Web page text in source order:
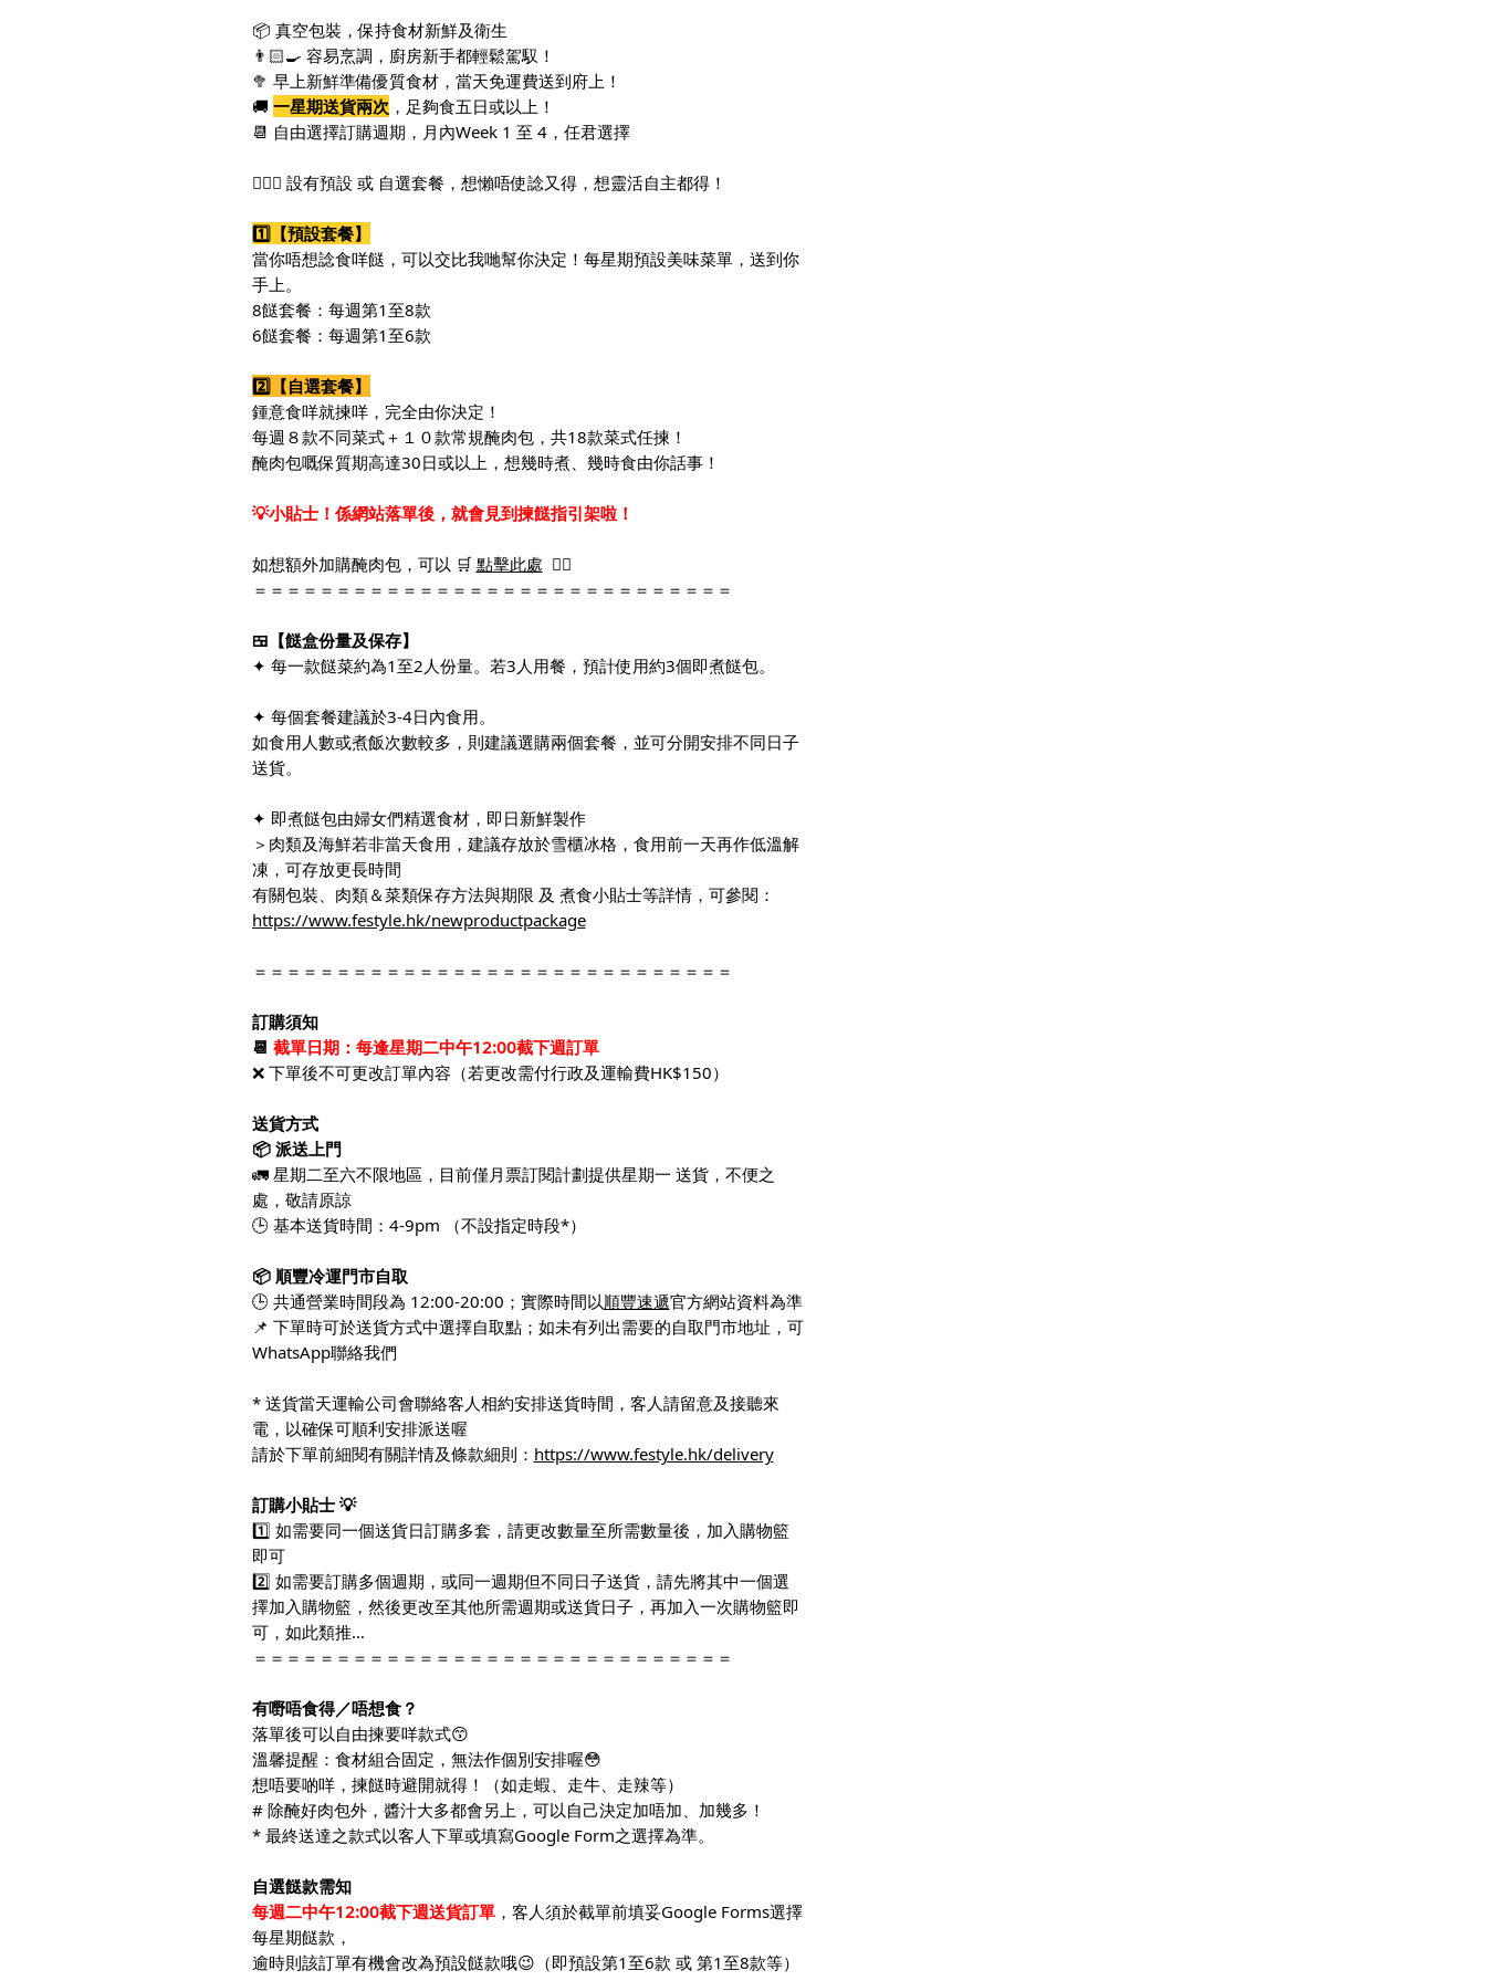
📦 真空包裝，保持食材新鮮及衛生
👨🏻‍🍳 容易烹調，廚房新手都輕鬆駕馭！
🥦 早上新鮮準備優質食材，當天免運費送到府上！
🚚 一星期送貨兩次 ，足夠食五日或以上！
📆 自由選擇訂購週期，月內Week 1 至 4，任君選擇
🙆🏻‍♀️ 設有預設 或 自選套餐，想懶唔使諗又得，想靈活自主都得！
1️⃣【預設套餐】
當你唔想諗食咩餸，可以交比我哋幫你決定！每星期預設美味菜單，送到你
手上。
8餸套餐：每週第1至8款
6餸套餐：每週第1至6款
2️⃣【自選套餐】
鍾意食咩就揀咩，完全由你決定！
每週８款不同菜式＋１０款常規醃肉包，共18款菜式任揀！
醃肉包嘅保質期高達30日或以上，想幾時煮、幾時食由你話事！
💡小貼士！係網站落單後，就會見到揀餸指引架啦！
如想額外加購醃肉包，可以 🛒 點擊此處 👈🏻
＝＝＝＝＝＝＝＝＝＝＝＝＝＝＝＝＝＝＝＝＝＝＝＝＝＝＝＝＝
🍱【餸盒份量及保存】
✦ 每一款餸菜約為1至2人份量。若3人用餐，預計使用約3個即煮餸包。
✦ 每個套餐建議於3-4日內食用。
如食用人數或煮飯次數較多，則建議選購兩個套餐，並可分開安排不同日子
送貨。
✦ 即煮餸包由婦女們精選食材，即日新鮮製作
＞肉類及海鮮若非當天食用，建議存放於雪櫃冰格，食用前一天再作低溫解
凍，可存放更長時間
有關包裝、肉類＆菜類保存方法與期限 及 煮食小貼士等詳情，可參閱：
https://www.festyle.hk/newproductpackage
＝＝＝＝＝＝＝＝＝＝＝＝＝＝＝＝＝＝＝＝＝＝＝＝＝＝＝＝＝
訂購須知
📆 截單日期： 每逢星期二中午12:00截下週訂單
❌ 下單後不可更改訂單內容（若更改需付行政及運輸費HK$150）
送貨方式
📦 派送上門
🚛 星期二至六不限地區，目前僅月票訂閱計劃提供星期一 送貨，不便之
處，敬請原諒
🕒 基本送貨時間：4-9pm （不設指定時段*）
📦 順豐冷運門市自取
🕒 共通營業時間段為 12:00-20:00；實際時間以順豐速遞官方網站資料為準
📌 下單時可於送貨方式中選擇自取點；如未有列出需要的自取門市地址，可
WhatsApp聯絡我們
* 送貨當天運輸公司會聯絡客人相約安排送貨時間，客人請留意及接聽來
電，以確保可順利安排派送喔
請於下單前細閱有關詳情及條款細則： https://www.festyle.hk/delivery
訂購小貼士 💡
1️⃣ 如需要同一個送貨日訂購多套，請更改數量至所需數量後，加入購物籃
即可
2️⃣ 如需要訂購多個週期，或同一週期但不同日子送貨，請先將其中一個選
擇加入購物籃，然後更改至其他所需週期或送貨日子，再加入一次購物籃即
可，如此類推…
＝＝＝＝＝＝＝＝＝＝＝＝＝＝＝＝＝＝＝＝＝＝＝＝＝＝＝＝＝
有嘢唔食得／唔想食？
落單後可以自由揀要咩款式😙
溫馨提醒：食材組合固定，無法作個別安排喔😳
想唔要啲咩，揀餸時避開就得！（如走蝦、走牛、走辣等）
# 除醃好肉包外，醬汁大多都會另上，可以自己決定加唔加、加幾多！
* 最終送達之款式以客人下單或填寫Google Form之選擇為準。
自選餸款需知
每週二中午12:00截下週送貨訂單，客人須於截單前填妥Google Forms選擇
每星期餸款，
逾時則該訂單有機會改為預設餸款哦😉（即預設第1至6款 或 第1至8款等）